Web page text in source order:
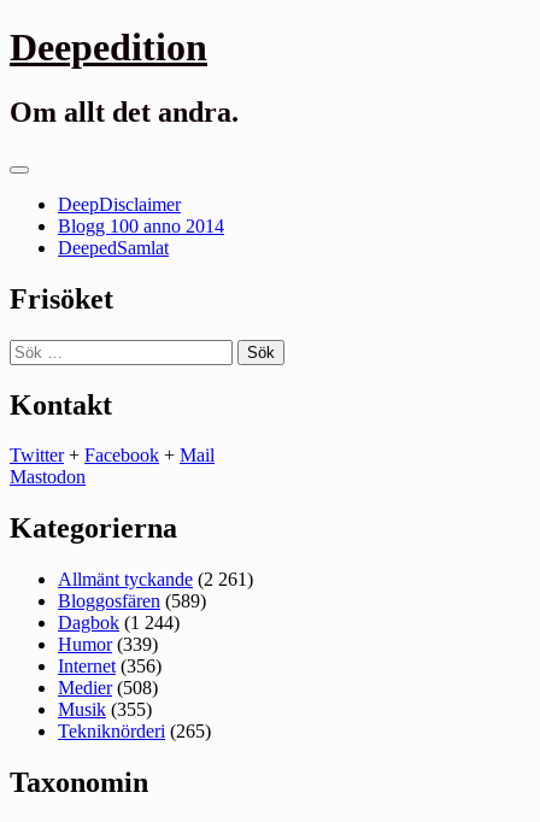
Gå
till
Deepedition
Om allt det andra.
Primär
DeepDisclaimer
Blogg 100 anno 2014
DeepedSamlat
Frisöket
Sök
efter:
Kontakt
Twitter+ Facebook + Mail
Mastodon
Kategorierna
Allmänt tyckande (2 261)
Bloggosfären (589)
Dagbok (1 244)
Humor(339)
Internet (356)
Medier(508)
Musik (355)
Tekniknörderi (265)
Taxonomin